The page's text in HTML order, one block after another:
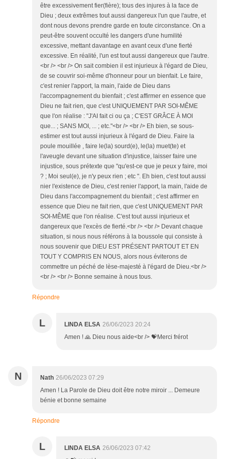
être excessivement fier(fière); tous des injures à la face de
Dieu ; deux extrêmes tout aussi dangereux l'un que l'autre, et
dont nous devons prendre garde en toute circonstance. On a
peut-être souvent occulté les dangers d'une humilité
excessive, mettant davantage en avant ceux d'une fierté
excessive. En réalité, l'un est tout aussi dangereux que l'autre.
<br /> <br /> On sait combien il est injurieux à l'égard de Dieu,
de se couvrir soi-même d'honneur pour un bienfait. Le faire,
c'est renier l'apport, la main, l'aide de Dieu dans
l'accompagnement du bienfait ; c'est affirmer en essence que
Dieu ne fait rien, que c'est UNIQUEMENT PAR SOI-MÊME
que l'on réalise : "J'AI fait ci ou ça ; C'EST GRÂCE À MOI
que... ; SANS MOI, ... ; etc."<br /> <br /> Eh bien, se sous-
estimer est tout aussi injurieux à l'égard de Dieu. Faire la
poule mouillée , faire le(la) sourd(e), le(la) muet(te) et
l'aveugle devant une situation d'injustice, laisser faire une
injustice, sous prétexte que "qu'est-ce que je peux y faire, moi
? ; Moi seul(e), je n'y peux rien ; etc ". Eh bien, c'est tout aussi
nier l'existence de Dieu, c'est renier l'apport, la main, l'aide de
Dieu dans l'accompagnement du bienfait ; c'est affirmer en
essence que Dieu ne fait rien, que c'est UNIQUEMENT PAR
SOI-MÊME que l'on réalise. C'est tout aussi injurieux et
dangereux que l'excès de fierté.<br /> <br /> Devant chaque
situation, si nous nous référons à la boussole qui consiste à
nous souvenir que DIEU EST PRÉSENT PARTOUT ET EN
TOUT Y COMPRIS EN NOUS, alors nous éviterons de
commettre un péché de lèse-majesté à l'égard de Dieu.<br />
<br /> <br /> Bonne semaine à nous tous.
Répondre
L LINDA ELSA 26/06/2023 20:24
Amen ! 🙏 Dieu nous aide<br /> 💝Merci frérot
N Nath 26/06/2023 07:29
Amen ! La Parole de Dieu doit être notre miroir ... Demeure
bénie et bonne semaine
Répondre
L LINDA ELSA 26/06/2023 07:42